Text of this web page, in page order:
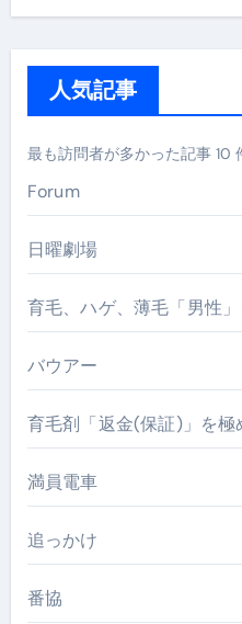
人気記事
最も訪問者が多かった記事 10
Forum
日曜劇場
育毛、ハゲ、薄毛「男性」
バウアー
育毛剤「返金(保証)」を極
満員電車
追っかけ
番協